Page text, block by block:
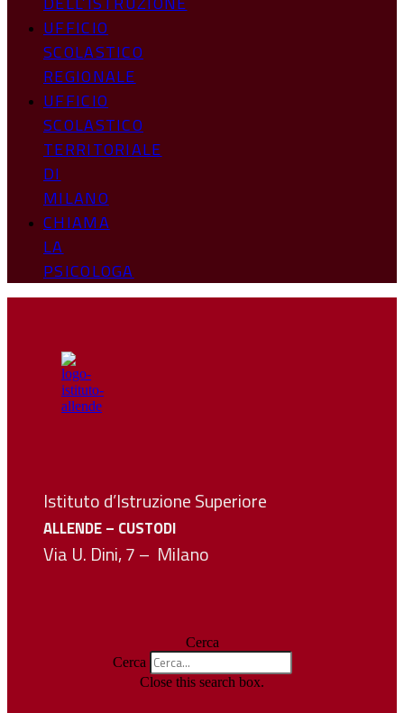
UFFICIO
SCOLASTICO
REGIONALE
UFFICIO
SCOLASTICO
TERRITORIALE
DI
MILANO
CHIAMA
LA
PSICOLOGA
Istituto d’Istruzione Superiore
ALLENDE – CUSTODI
Via U. Dini, 7 – Milano
Cerca
Cerca
Close this search box.